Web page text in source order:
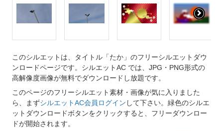
このシルエットは、タイトル「たか」のフリーシルエットダウ
ンロードページです。シルエットAC では、JPG・PNG形式の
高解像度画像が無料でダウンロードし放題です。
このページのフリーシルエット素材・画像が気に入りました
ら、まずシルエットAC会員ログイン して下さい。緑色のシルエ
ットダウンロードボタンをクリックすると、フリーダウンロー
ドが開始されます。